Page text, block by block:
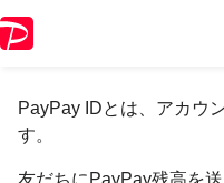
PayPay IDとは、アカウ
す。
友だちにPayPay残高を